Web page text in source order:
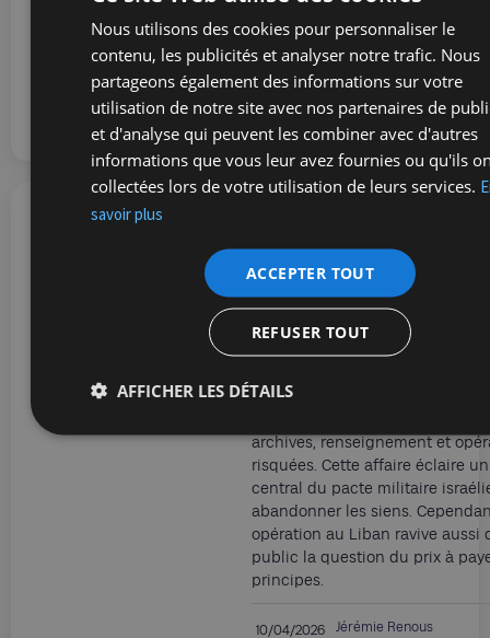
avec Nous vivrons (2024), puis
Juifs ? (2025). Une BD
parole à ceux qui vivent au
Roland Baumann
ramener les siens ?
Quarante ans après la
Arad, une opération
ravive une préoccupation
L’affaire Arad en est l’emblème.
archives, renseignement et
risquées. Cette affaire éclaire
central du pacte militaire
abandonner les siens.
opération au Liban ravive aussi
public la question du prix à
principes.
10/04/2026 Jérémie Renous
Nous utilisons des cookies pour personnaliser le
contenu, les publicités et analyser notre trafic. Nous
partageons également des informations sur votre
utilisation de notre site avec nos partenaires de
et d'analyse qui peuvent les combiner avec d'autres
informations que vous leur avez fournies ou qu'ils
collectées lors de votre utilisation de leurs services.
savoir plus
ACCEPTER TOUT
REFUSER TOUT
AFFICHER LES DÉTAILS